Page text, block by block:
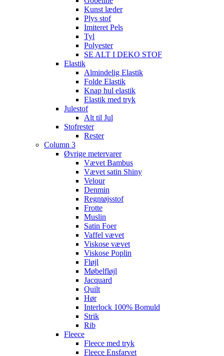
Kunst læder
Plys stof
Imiteret Pels
Tyl
Polyester
SE ALT I DEKO STOF
Elastik
Almindelig Elastik
Folde Elastik
Knap hul elastik
Elastik med tryk
Julestof
Alt til Jul
Stofrester
Rester
Column 3
Øvrige metervarer
Vævet Bambus
Vævet satin Shiny
Velour
Denmin
Regntøjsstof
Frotte
Muslin
Satin Foer
Vaffel vævet
Viskose vævet
Viskose Poplin
Fløjl
Møbelfløjl
Jacquard
Quilt
Hør
Interlock 100% Bomuld
Strik
Rib
Fleece
Fleece med tryk
Fleece Ensfarvet